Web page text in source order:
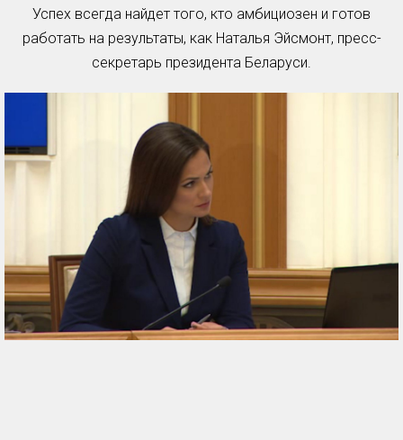
Успех всегда найдет того, кто амбициозен и готов
работать на результаты, как Наталья Эйсмонт, пресс-
секретарь президента Беларуси.